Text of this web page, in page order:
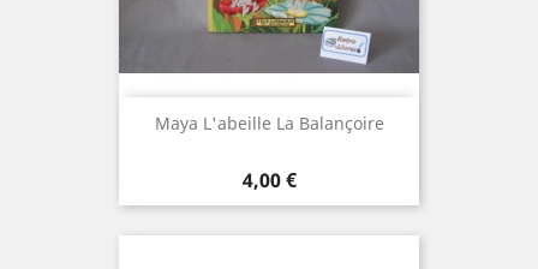
Maya L'abeille La Balançoire
Prix
4,00 €